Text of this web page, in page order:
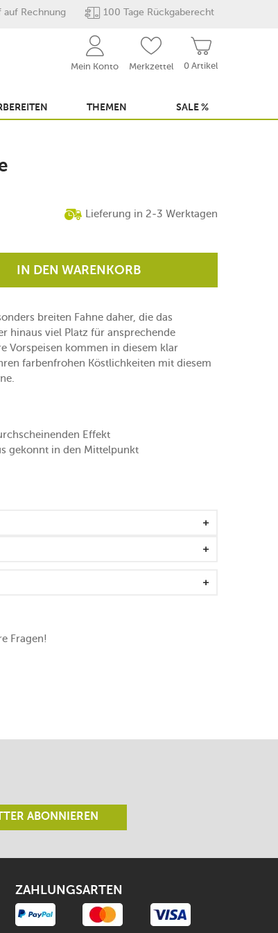
auf Rechnung 100 Tage Rückgaberecht
0 Artikel
Mein Konto Merkzettel
THEMEN SALE %
Lieferung in 2-3 Werktagen
IN DEN WARENKORB
breiten Fahne daher, die das
hinaus viel Platz für ansprechende
Vorspeisen kommen in diesem klar
farbenfrohen Köstlichkeiten mit diesem
Effekt
gekonnt in den Mittelpunkt
Fragen!
ABONNIEREN
ZAHLUNGSARTEN